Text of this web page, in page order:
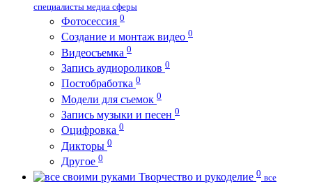
специалисты медиа сферы
Фотосессия 0
Создание и монтаж видео 0
Видеосъемка 0
Запись аудиороликов 0
Постобработка 0
Модели для съемок 0
Запись музыки и песен 0
Оцифровка 0
Дикторы 0
Другое 0
Творчество и рукоделие 0 все